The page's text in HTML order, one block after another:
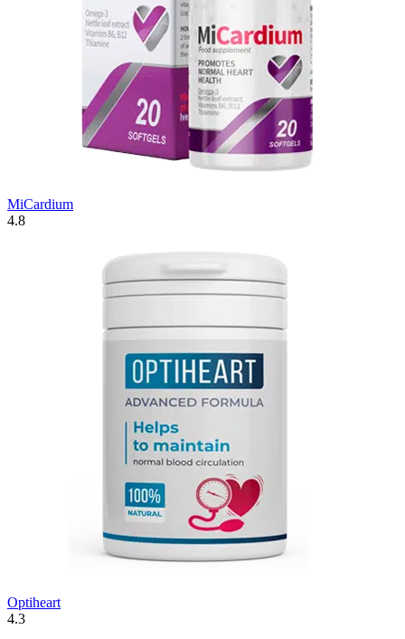
MiCardium
4.8
Optiheart
4.3